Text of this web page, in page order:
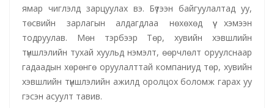
ямар чиглэлд зарцуулах вэ. Бүтээн байгуулалтад уу,
төсвийн зарлагын алдагдлаа нөхөхөд үү хэмээн
тодруулав. Мөн тэрбээр Төр, хувийн хэвшлийн
түншлэлийн тухай хуульд нэмэлт, өөрчлөлт оруулснаар
гадаадын хөрөнгө оруулалттай компаниуд төр, хувийн
хэвшлийн түншлэлийн ажилд оролцох боломж гарах уу
гэсэн асуулт тавив.